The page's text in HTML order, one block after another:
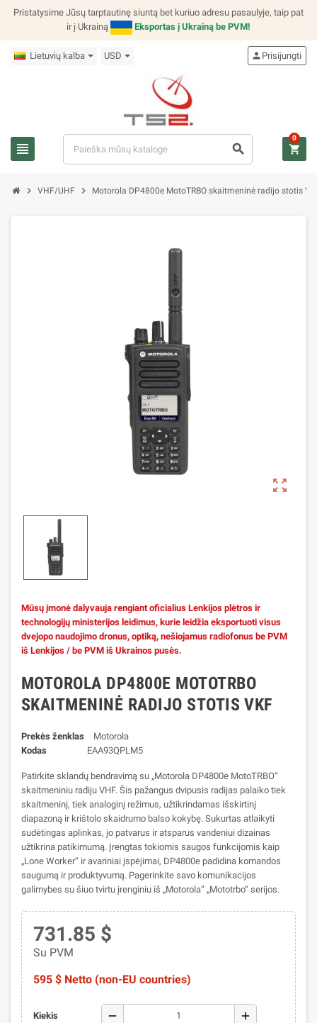
Pristatysime Jūsų tarptautinę siuntą bet kuriuo adresu pasaulyje, taip pat
ir į Ukrainą
Eksportas į Ukrainą be PVM!
Lietuvių kalba USD
view_headline search
person Prisijungti
shopping_cart
0
chevron_right VHF/UHF chevron_right Motorola DP4800e MotoTRBO skaitmeninė radijo stotis
zoom_out_map
Mūsų įmonė dalyvauja rengiant oficialius Lenkijos plėtros ir
technologijų ministerijos leidimus, kurie leidžia eksportuoti visus
dvejopo naudojimo dronus, optiką, nešiojamus radiofonus be PVM
iš Lenkijos / be PVM iš Ukrainos pusės.
MOTOROLA DP4800E MOTOTRBO
SKAITMENINĖ RADIJO STOTIS VKF
Prekės ženklas
Motorola
Kodas
EAA93QPLM5
Patirkite sklandų bendravimą su „Motorola DP4800e MotoTRBO“
skaitmeniniu radiju VHF. Šis pažangus dvipusis radijas palaiko tiek
skaitmeninį, tiek analoginį režimus, užtikrindamas išskirtinį
diapazoną ir krištolo skaidrumo balso kokybę. Sukurtas atlaikyti
sudėtingas aplinkas, jo patvarus ir atsparus vandeniui dizainas
užtikrina patikimumą. Įrengtas tokiomis saugos funkcijomis kaip
„Lone Worker“ ir avariniai įspėjimai, DP4800e padidina komandos
saugumą ir produktyvumą. Pagerinkite savo komunikacijos
galimybes su šiuo tvirtu įrenginiu iš „Motorola“ „Mototrbo“ serijos.
731.85 $
Su PVM
595 $ Netto (non-EU countries)
Kiekis remove add